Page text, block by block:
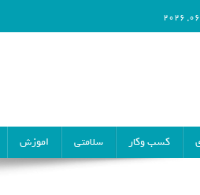
کسب وکار سلامتی اموزش